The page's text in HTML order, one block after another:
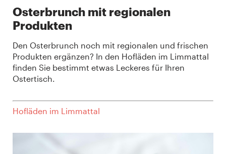
Osterbrunch mit regionalen
Produkten
Den Osterbrunch noch mit regionalen und frischen
Produkten ergänzen? In den Hofläden im Limmattal
finden Sie bestimmt etwas Leckeres für Ihren
Ostertisch.
Hofläden im Limmattal